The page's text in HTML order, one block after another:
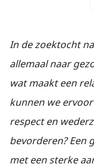
In de zoektocht
allemaal naar
wat maakt een
kunnen we
respect en
bevorderen? Een
met een sterke